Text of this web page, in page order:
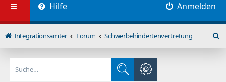
Hilfe Anmelden
Integrationsämter Forum
Schwerbehindertenvertretung
Suche
Erweiterte Suche